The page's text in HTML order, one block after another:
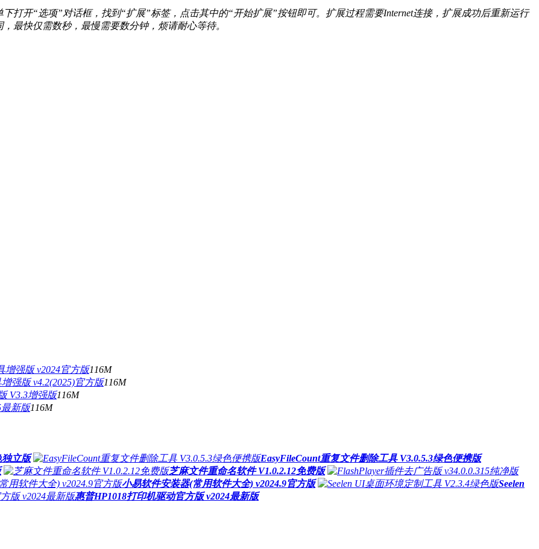
打开“选项”对话框，找到“扩展”标签，点击其中的“开始扩展”按钮即可。扩展过程需要Internet连接，扩展成功后重新运行
最快仅需数秒，最慢需要数分钟，烦请耐心等待。
增强版 v2024官方版116M
强版 v4.2(2025)官方版116M
V3.3增强版116M
新版116M
独立版
EasyFileCount重复文件删除工具 V3.0.5.3绿色便携版
芝麻文件重命名软件 V1.0.2.12免费版
小易软件安装器(常用软件大全) v2024.9官方版
Seelen
惠普HP1018打印机驱动官方版 v2024最新版